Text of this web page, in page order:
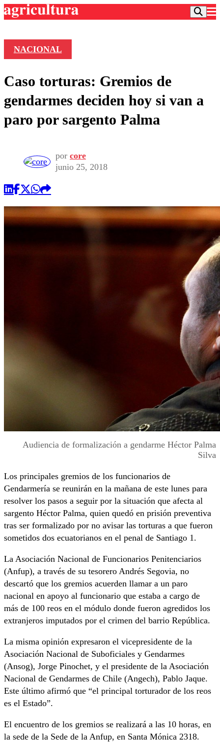
Frecuencias
Agricultura TV
Deportes
Colo Colo
Seleccion Chilena
Torneo Internacional
Universidad de Chile
Entretención
Economía
Internacional
Sustentabilidad
Publicaciones en medios
Opinión
NACIONAL
Caso torturas: Gremios de
gendarmes deciden hoy si van a
paro por sargento Palma
por core
junio 25, 2018
Audiencia de formalización a gendarme Héctor Palma
Silva
Los principales gremios de los funcionarios de
Gendarmería se reunirán en la mañana de este lunes para
resolver los pasos a seguir por la situación que afecta al
sargento Héctor Palma, quien quedó en prisión preventiva
tras ser formalizado por no avisar las torturas a que fueron
sometidos dos ecuatorianos en el penal de Santiago 1.
La Asociación Nacional de Funcionarios Penitenciarios
(Anfup), a través de su tesorero Andrés Segovia, no
descartó que los gremios acuerden llamar a un paro
nacional en apoyo al funcionario que estaba a cargo de
más de 100 reos en el módulo donde fueron agredidos los
extranjeros imputados por el crimen del barrio República.
La misma opinión expresaron el vicepresidente de la
Asociación Nacional de Suboficiales y Gendarmes
(Ansog), Jorge Pinochet, y el presidente de la Asociación
Nacional de Gendarmes de Chile (Angech), Pablo Jaque.
Este último afirmó que “el principal torturador de los reos
es el Estado”.
El encuentro de los gremios se realizará a las 10 horas, en
la sede de la Sede de la Anfup, en Santa Mónica 2318.